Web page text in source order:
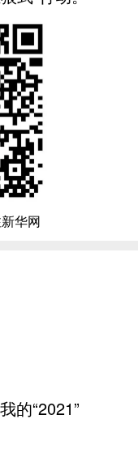
华网
的“2021”